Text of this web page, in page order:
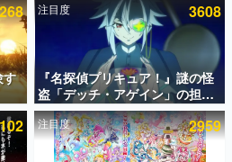
記事ランキング
す
ッ
に
注目度 3608
『名探偵プリキュア！』謎の怪
盗「デッチ・アゲイン」の担当
キャストは天﨑滉平さんと判
明。『Re:ゼロから始める異世
界生活』オットー役、『ヒプノ
注目度 2959